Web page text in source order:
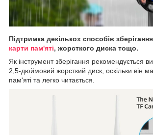
Підтримка декількох способів
карти пам'яті, жорсткого диска тощо.
Як інструмент зберігання рекомендується
2,5-дюймовий жорсткий диск, оскільки він
пам'яті та легко читається.